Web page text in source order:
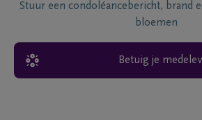
Stuur een condoléancebericht, brand
bloemen
Betuig je